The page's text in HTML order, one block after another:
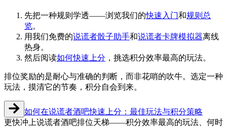
先把一种规则学透——浏览我们的快速入门和规则总
览。
用我们免费的说谎者骰子助手和说谎者卡牌模拟器离线
热身。
然后阅读如何快速上分 ，挑选积分效率最高的玩法。
排位奖励的是耐心与准确的判断，而非花哨的吹牛。选定一种
玩法，摸清它的节奏，积分自会到来。
如何在说谎者酒吧快速上分：最佳玩法与积分策略
更快冲上说谎者酒吧排位天梯——积分效率最高的玩法、何时